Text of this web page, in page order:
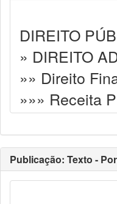
DIREITO
» DIREITO
»» Direito
»»» Receita
Publicação: Texto -